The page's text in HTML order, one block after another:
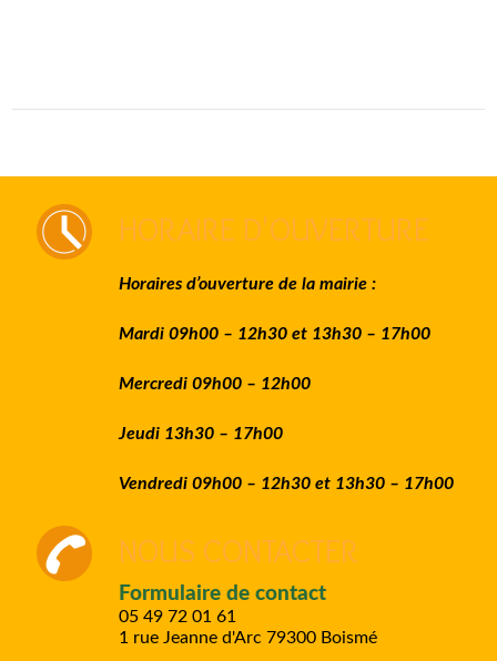
HORAIRE D'OUVERTURE
Horaires d’ouverture de la mairie :
Mardi 09h00 – 12h30 et 13h30 – 17h00
Mercredi 09h00 – 12h00
Jeudi 13h30 – 17h00
Vendredi 09h00 – 12h30 et 13h30 – 17h00
NOUS CONTACTER
Formulaire de contact
05 49 72 01 61
1 rue Jeanne d'Arc 79300 Boismé